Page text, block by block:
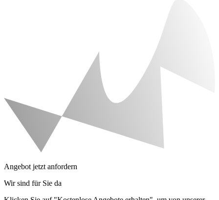
Angebot jetzt anfordern
Wir sind für Sie da